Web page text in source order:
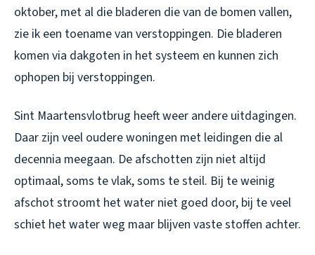
oktober, met al die bladeren die van de bomen vallen,
zie ik een toename van verstoppingen. Die bladeren
komen via dakgoten in het systeem en kunnen zich
ophopen bij verstoppingen.
Sint Maartensvlotbrug heeft weer andere uitdagingen.
Daar zijn veel oudere woningen met leidingen die al
decennia meegaan. De afschotten zijn niet altijd
optimaal, soms te vlak, soms te steil. Bij te weinig
afschot stroomt het water niet goed door, bij te veel
schiet het water weg maar blijven vaste stoffen achter.